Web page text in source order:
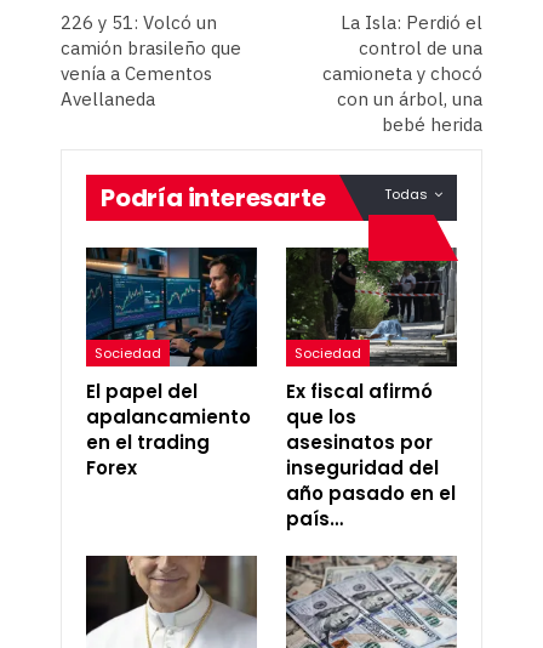
226 y 51: Volcó un
camión brasileño que
venía a Cementos
Avellaneda
La Isla: Perdió el
control de una
camioneta y chocó
con un árbol, una
bebé herida
Todas
Podría interesarte
Sociedad
El papel del
apalancamiento
en el trading
Forex
Sociedad
Ex fiscal afirmó
que los
asesinatos por
inseguridad del
año pasado en el
país…